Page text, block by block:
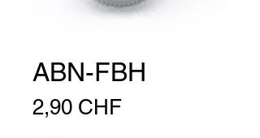
ABN-FBH
2,90 CHFPreis